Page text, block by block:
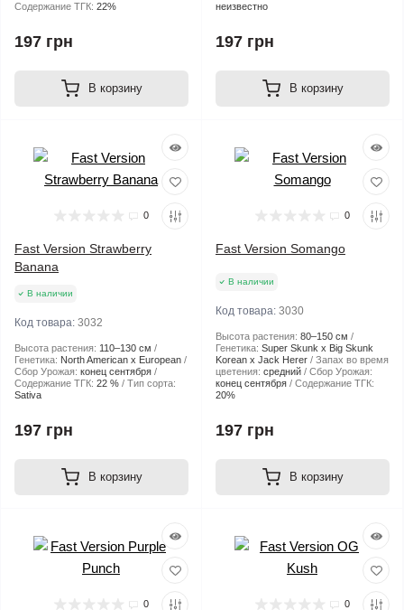
Содержание ТГК: 22%
197 грн
В корзину
неизвестно
197 грн
В корзину
0
Fast Version Strawberry
Banana
В наличии
Код товара: 3032
Высота растения: 110–130 см
Генетика: North American x European
Сбор Урожая: конец сентября
Содержание ТГК: 22 %
Тип сорта:
Sativa
197 грн
В корзину
0
Fast Version Somango
В наличии
Код товара: 3030
Высота растения: 80–150 см
Генетика: Super Skunk x Big Skunk
Korean x Jack Herer
Запах во время
цветения: средний
Сбор Урожая:
конец сентября
Содержание ТГК:
20%
197 грн
В корзину
0 0